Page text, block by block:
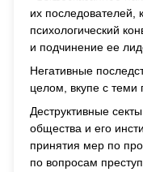
их последователей,
психологический
и подчинение ее
Негативные
целом, вкупе с
Деструктивные
общества и его
принятия мер по
по вопросам